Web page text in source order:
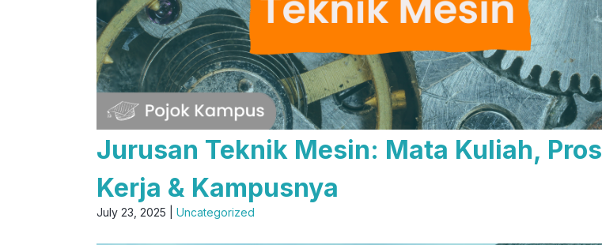
Jurusan Teknik Mesin: Mata Kuliah,
Kerja & Kampusnya
July 23, 2025 | Uncategorized